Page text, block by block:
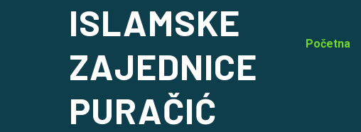
ISLAMSKE
ZAJEDNICE
PURAČIĆ
Početna